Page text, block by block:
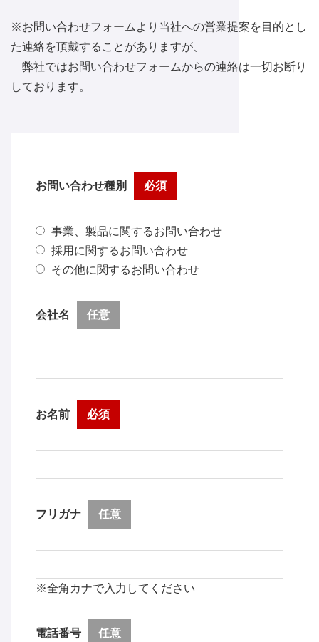
※お問い合わせフォームより当社への営業提案を目的とし
た連絡を頂戴することがありますが、
弊社ではお問い合わせフォームからの連絡は一切お断り
しております。
お問い合わせ種別 必須
事業、製品に関するお問い合わせ
採用に関するお問い合わせ
その他に関するお問い合わせ
会社名 任意
お名前 必須
フリガナ 任意
※全角カナで入力してください
電話番号 任意